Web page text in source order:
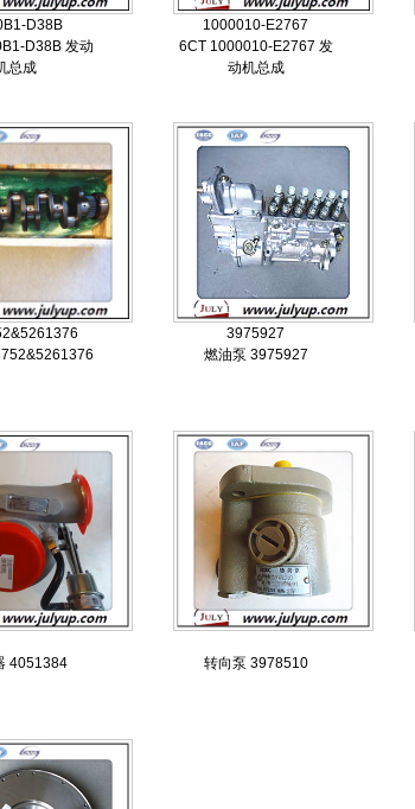
D38B
D38B 发动
总成
1000010-E2767
6CT 1000010-E2767 发
动机总成
3975927
燃油泵 3975927
4051384 转向泵 3978510